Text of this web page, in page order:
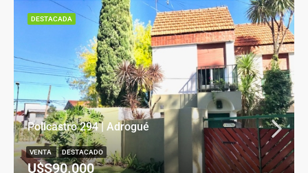
Policastro 294 | Adrogué
U$S90.000
VENTA DESTACADO
DESTACADA